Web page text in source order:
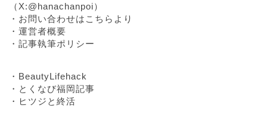
（ X:@hanachanpoi）
・ お問い合わせはこちらより
・ 運営者概要
・ 記事執筆ポリシー
・ BeautyLifehack
・ とくなび福岡記事
・ ヒツジと終活